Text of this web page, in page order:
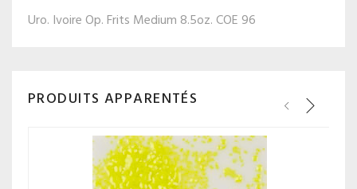
Uro. Ivoire Op. Frits Medium 8.5oz. COE 96
PRODUITS APPARENTÉS